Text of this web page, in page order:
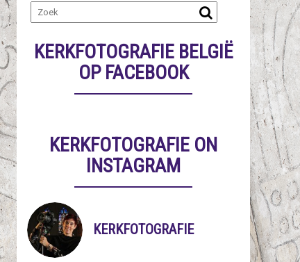
KERKFOTOGRAFIE BELGIË
OP FACEBOOK
KERKFOTOGRAFIE ON
INSTAGRAM
KERKFOTOGRAFIE